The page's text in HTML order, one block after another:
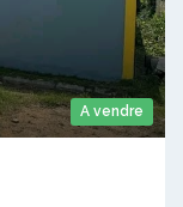
A vendre